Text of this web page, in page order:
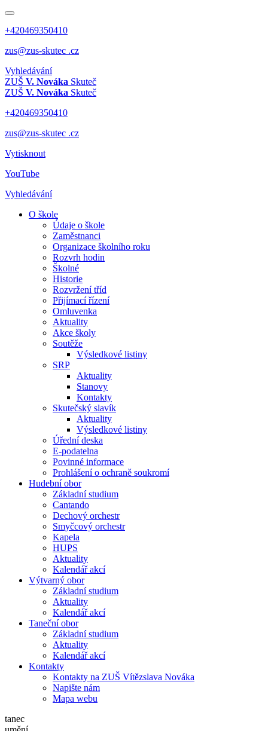
+420469350410
zus@zus-skutec .cz
Vyhledávání
ZUŠ V. Nováka Skuteč
ZUŠ V. Nováka Skuteč
+420469350410
zus@zus-skutec .cz
Vytisknout
YouTube
Vyhledávání
O škole
Údaje o škole
Zaměstnanci
Organizace školního roku
Rozvrh hodin
Školné
Historie
Rozvržení tříd
Přijímací řízení
Omluvenka
Aktuality
Akce školy
Soutěže
Výsledkové listiny
SRP
Aktuality
Stanovy
Kontakty
Skutečský slavík
Aktuality
Výsledkové listiny
Úřední deska
E-podatelna
Povinné informace
Prohlášení o ochraně soukromí
Hudební obor
Základní studium
Cantando
Dechový orchestr
Smyčcový orchestr
Kapela
HUPS
Aktuality
Kalendář akcí
Výtvarný obor
Základní studium
Aktuality
Kalendář akcí
Taneční obor
Základní studium
Aktuality
Kalendář akcí
Kontakty
Kontakty na ZUŠ Vítězslava Nováka
Napište nám
Mapa webu
tanec